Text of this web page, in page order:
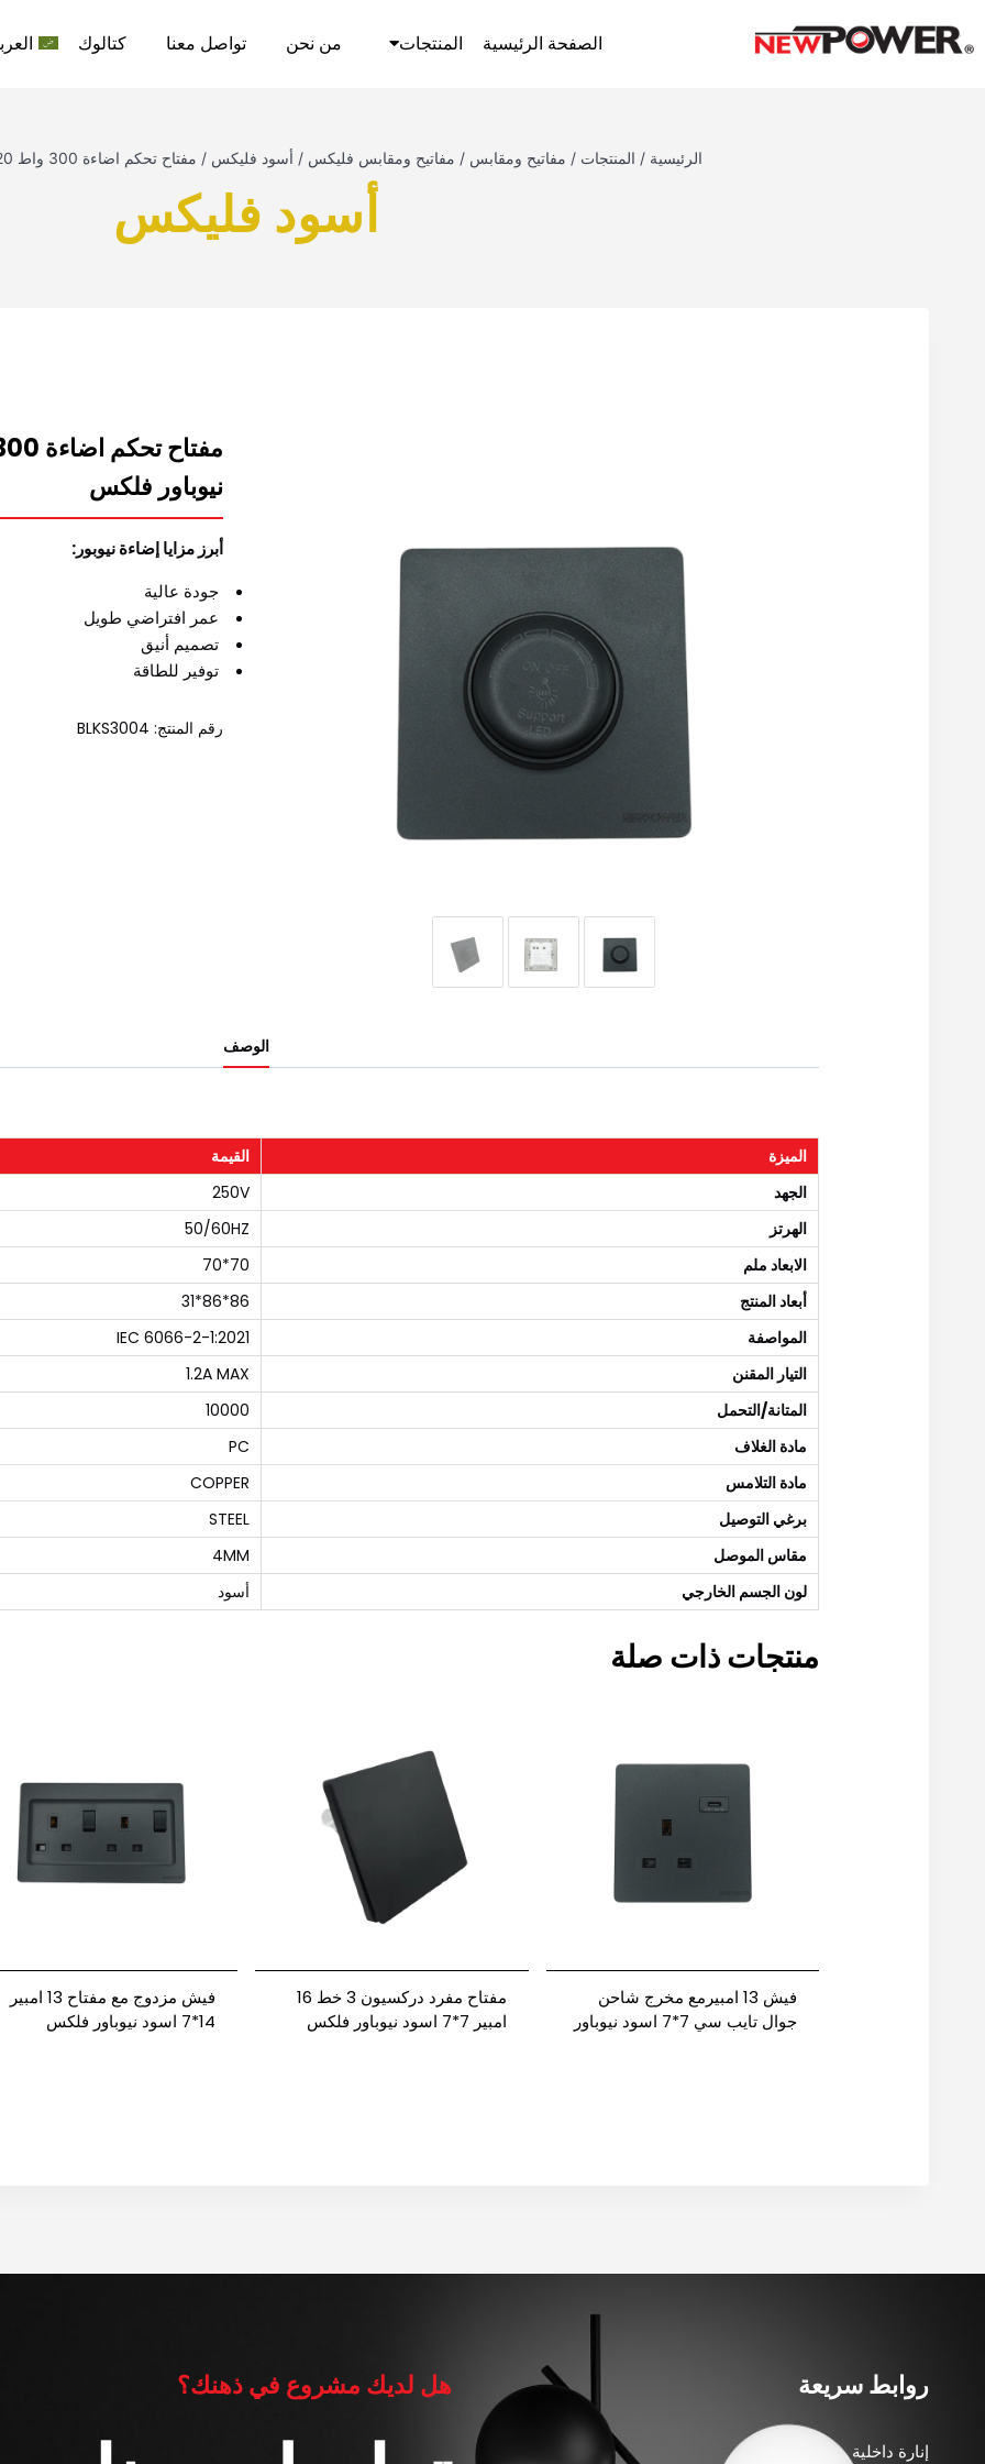
الصفحة الرئيسية المنتجات من نحن تواصل معنا كتالوك
الرئيسية / المنتجات / مفاتيح ومقابس / مفاتيح ومقابس فليكس / أسود فليكس / مفتاح تحكم اضاءة 300 واط 220 فولط 7*7 اسود نيوباور فلكس
أسود فليكس
نيوباور فلكس
أبرز مزايا إضاءة نيوبور:
جودة عالية
عمر افتراضي طويل
تصميم أنيق
توفير للطاقة
رقم المنتج: BLKS3004
الوصف
الميزة
القيمة
الجهد
250V
الهرتز
50/60HZ
الابعاد ملم
70*70
أبعاد المنتج
86*86*31
المواصفة
IEC 6066-2-1:2021
التيار المقنن
1.2A MAX
المتانة/التحمل
10000
مادة الغلاف
PC
مادة التلامس
COPPER
برغي التوصيل
STEEL
مقاس الموصل
4MM
لون الجسم الخارجي
أسود
منتجات ذات صلة
فيش 13 امبيرمع مخرج شاحن
جوال تايب سي 7*7 اسود نيوباور
مفتاح مفرد دركسيون 3 خط 16
امبير 7*7 اسود نيوباور فلكس
فيش مزدوج مع مفتاح 13 امبير
14*7 اسود نيوباور فلكس
روابط سريعة
إنارة داخلية
هل لديك مشروع في ذهنك؟